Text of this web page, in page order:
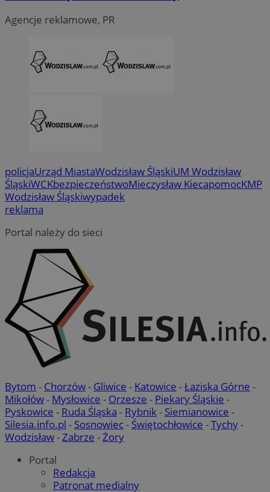
Agencje reklamowe, PR
policjaUrząd MiastaWodzisław ŚląskiUM Wodzisław
ŚląskiWCKbezpieczeństwoMieczysław KiecapomocKMP
Wodzisław Śląskiwypadek
reklama
Portal należy do sieci
Bytom - Chorzów- Gliwice - Katowice -Łaziska Górne -
Mikołów- Mysłowice - Orzesze - Piekary Śląskie -
Pyskowice - Ruda Śląska - Rybnik- Siemianowice -
Silesia.info.pl - Sosnowiec- Świętochłowice -Tychy-
Wodzisław-Zabrze -Żory
Portal
Redakcja
Patronat medialny